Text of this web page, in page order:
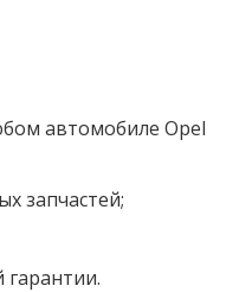
автомобиле Opel
запчастей;
гарантии.